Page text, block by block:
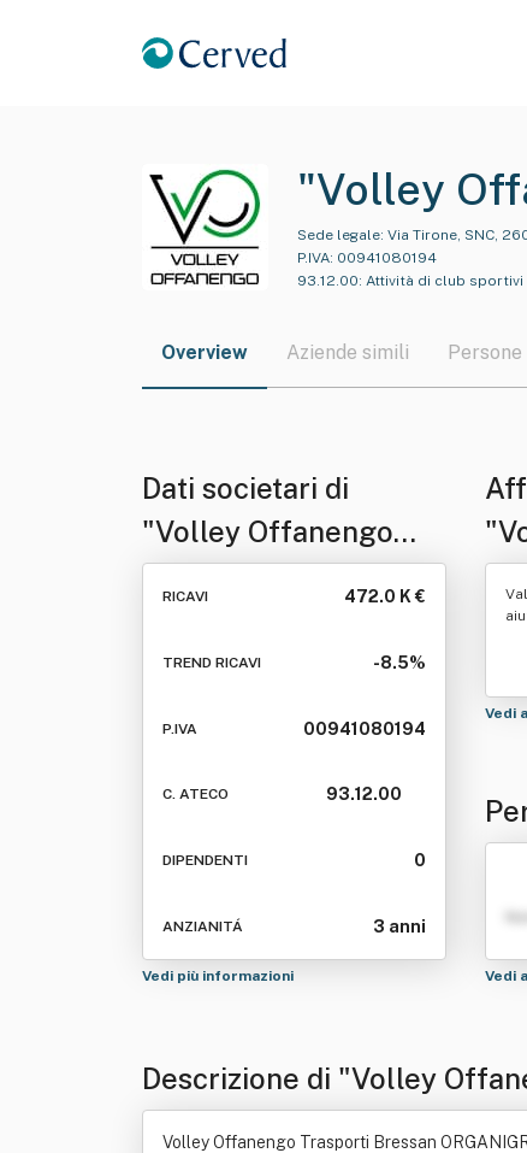
"Volley
S.s.d.r.l."
Sede legale: Via Tirone, SNC,
P.IVA: 00941080194
93.12.00: Attività di club sportivi
Overview Aziende simili Persone
Dati societari di
"Volley Offanengo
Società Sportiva
Responsabilita'
S.s.d.r.l."
RICAVI 472.0 K €
TREND RICAVI -8.5%
P.IVA 00941080194
C. ATECO 93.12.00
DIPENDENTI 0
ANZIANITÁ 3 anni
Vedi più informazioni
Vedi
Vedi
Descrizione di "Volley
reve "Volley Offanengo
Volley Offanengo Trasporti Bressan